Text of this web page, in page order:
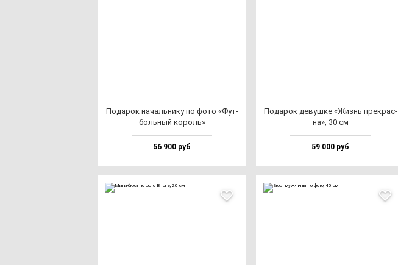
Пода­рок на­чаль­ни­ку по фо­то «Фут­
боль­ный ко­роль»
56 900 руб
Пода­рок де­вуш­ке «Жизнь прек­рас­
на», 30 см
59 000 руб